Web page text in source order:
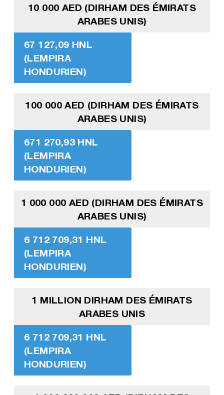
10 000 AED (DIRHAM DES ÉMIRATS
ARABES UNIS)
67 127,09 HNL
(LEMPIRA
HONDURIEN)
100 000 AED (DIRHAM DES ÉMIRATS
ARABES UNIS)
671 270,93 HNL
(LEMPIRA
HONDURIEN)
1 000 000 AED (DIRHAM DES ÉMIRATS
ARABES UNIS)
6 712 709,31 HNL
(LEMPIRA
HONDURIEN)
1 MILLION DIRHAM DES ÉMIRATS
ARABES UNIS
6 712 709,31 HNL
(LEMPIRA
HONDURIEN)